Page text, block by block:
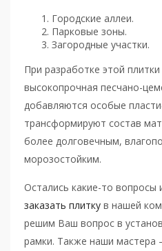
Городские аллеи.
Парковые зоны.
Загородные участки.
При разработке этой плитки
высокопрочная песчано-
добавляются особые
трансформируют состав
более долговечным,
морозостойким.
Остались какие-то вопросы
заказать плитку в нашей
решим Ваш вопрос в
рамки. Также наши мастера